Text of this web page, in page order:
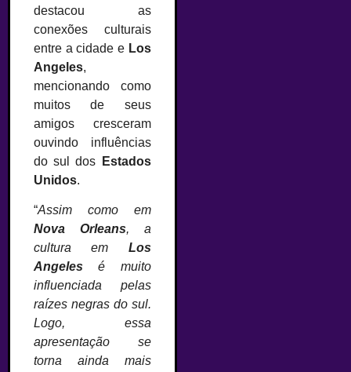
destacou as
conexões culturais
entre a cidade e Los
Angeles,
mencionando como
muitos de seus
amigos cresceram
ouvindo influências
do sul dos
Estados
Unidos.
“Assim como em
Nova Orleans, a
cultura em Los
Angeles é muito
influenciada pelas
raízes negras do sul.
Logo, essa
apresentação se
torna ainda mais